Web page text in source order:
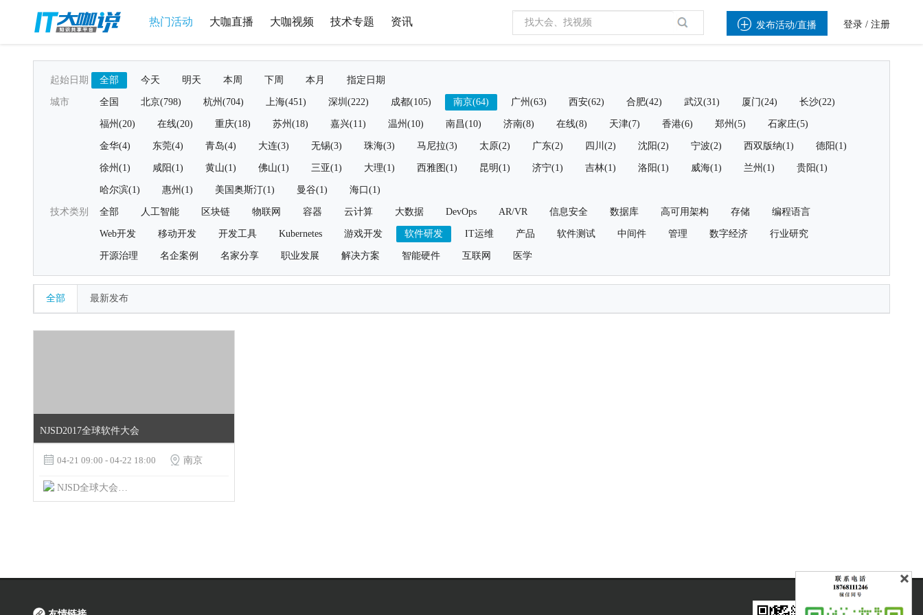
热门活动 大咖直播 大咖视频 技术专题 资讯  发布活动/直播 登录 / 注册
起始日期 全部 今天 明天 本周 下周 本月 指定日期
城市 全国 北京(798) 杭州(704) 上海(451) 深圳(222) 成都(105) 南京(64) 广州(63) 西安(62) 合肥(42) 武汉(31) 厦门(24) 长沙(22)
福州(20) 在线(20) 重庆(18) 苏州(18) 嘉兴(11) 温州(10) 南昌(10) 济南(8) 在线(8) 天津(7) 香港(6) 郑州(5) 石家庄(5)
金华(4) 东莞(4) 青岛(4) 大连(3) 无锡(3) 珠海(3) 马尼拉(3) 太原(2) 广东(2) 四川(2) 沈阳(2) 宁波(2) 西双版纳(1) 德阳(1)
徐州(1) 咸阳(1) 黄山(1) 佛山(1) 三亚(1) 大理(1) 西雅图(1) 昆明(1) 济宁(1) 吉林(1) 洛阳(1) 威海(1) 兰州(1) 贵阳(1)
哈尔滨(1) 惠州(1) 美国奥斯汀(1) 曼谷(1) 海口(1)
技术类别 全部 人工智能 区块链 物联网 容器 云计算 大数据 DevOps AR/VR 信息安全 数据库 高可用架构 存储 编程语言
Web开发 移动开发 开发工具 Kubernetes 游戏开发 软件研发 IT运维 产品 软件测试 中间件 管理 数字经济 行业研究
开源治理 名企案例 名家分享 职业发展 解决方案 智能硬件 互联网 医学
全部 最新发布
NJSD2017全球软件大会
 04-21 09:00 - 04-22 18:00  南京